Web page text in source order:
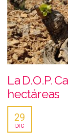
La D.O.P.
hectáreas
29
DIC